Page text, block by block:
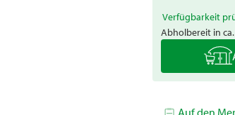
Verfügbarkeit
Abholbereit in ca.
Auf den